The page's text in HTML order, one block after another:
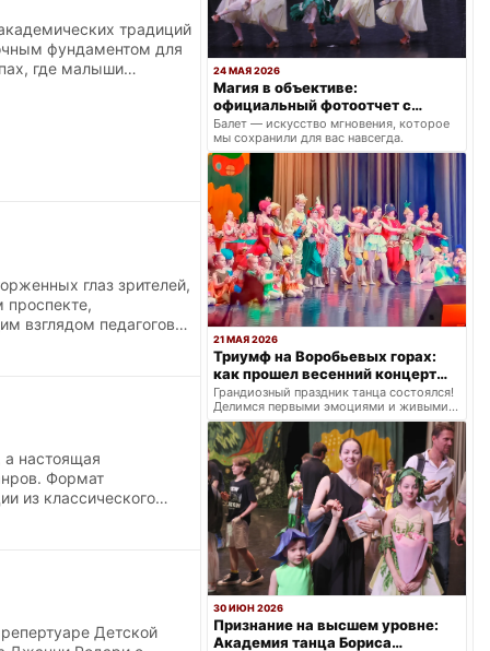
традиций
фундаментом для
где малыши
станка. Мы
глаз зрителей,
проспекте,
взглядом педагогов
процесс — это не
танца.
настоящая
Формат
из классического
миниатюрами. Под
танцевальными
Детской
24 МАЯ 2026
Магия в объективе:
официальный фотоотчет с
весеннего триумфа
Балет — искусство мгновения, которое
мы сохранили для вас навсегда.
21 МАЯ 2026
Триумф на Воробьевых горах:
как прошел весенний концерт
балетной школы «Щелкунчик»
Грандиозный праздник танца состоялся!
Делимся первыми эмоциями и живыми
кадрами с весеннего концерта: два
ярких отделения.
30 ИЮН 2026
Признание на высшем уровне:
Академия танца Бориса